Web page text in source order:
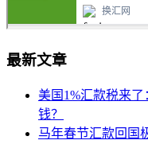
最新文章
美国1%汇款税来
钱？
马年春节汇款回国